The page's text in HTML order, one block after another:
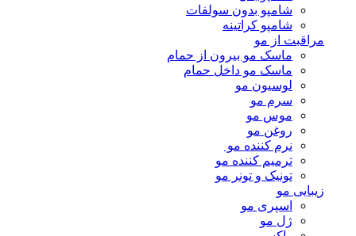
شامپو بدون سولفات
شامپو کراتینه
مراقبت از مو
ماسک مو بیرون از حمام
ماسک مو داخل حمام
لوسیون مو
سرم مو
موس مو
روغن مو
نرم کننده مو
ترمیم کننده مو
تونیک و تونر مو
زیبایی مو
اسپری مو
ژل مو